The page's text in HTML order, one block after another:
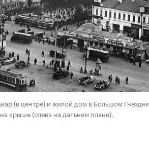
(в центре) и жилой дом в Большом
крыше (слева на дальнем плане).